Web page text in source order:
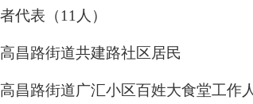
代表（11 人）
昌路街道共建路社区居民
昌路街道广汇小区百姓大食堂工作